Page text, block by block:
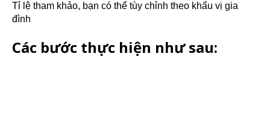
Tỉ lệ tham khảo, bạn có thể tùy chỉnh theo khẩu vị gia
đình
Các bước thực hiện như sau: